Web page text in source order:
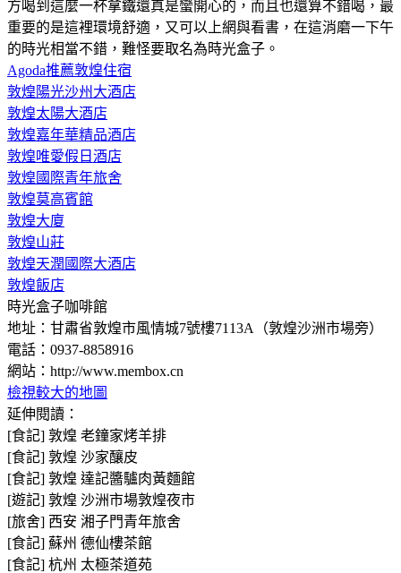
方喝到這麼一杯拿鐵還真是蠻開心的，而且也還算不錯喝，最
重要的是這裡環境舒適，又可以上網與看書，在這消磨一下午
的時光相當不錯，難怪要取名為時光盒子。
Agoda推薦敦煌住宿
敦煌陽光沙州大酒店
敦煌太陽大酒店
敦煌嘉年華精品酒店
敦煌唯愛假日酒店
敦煌國際青年旅舍
敦煌莫高賓館
敦煌大廈
敦煌山莊
敦煌天潤國際大酒店
敦煌飯店
時光盒子咖啡館
地址：甘肅省敦煌市風情城7號樓7113A（敦煌沙洲市場旁）
電話：0937-8858916
網站：http://www.membox.cn
檢視較大的地圖
延伸閱讀：
[食記] 敦煌 老鐘家烤羊排
[食記] 敦煌 沙家釀皮
[食記] 敦煌 達記醬驢肉黃麵館
[遊記] 敦煌 沙洲市場敦煌夜市
[旅舍] 西安 湘子門青年旅舍
[食記] 蘇州 德仙樓茶館
[食記] 杭州 太極茶道苑